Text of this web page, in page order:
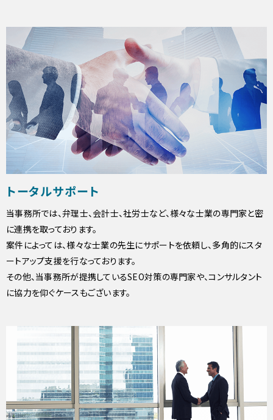
トータルサポート
当事務所では、弁理士、会計士、社労士など、様々な士業の専門家と密
に連携を取っております。
案件によっては、様々な士業の先生にサポートを依頼し、多角的にスタ
ートアップ支援を行なっております。
その他、当事務所が提携しているSEO対策の専門家や、コンサルタント
に協力を仰ぐケースもございます。